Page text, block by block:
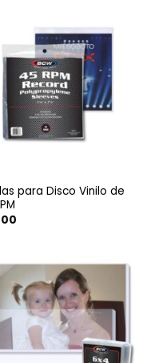
para Disco Vinilo de